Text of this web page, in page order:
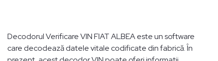
Decodorul Verificare VIN FIAT ALBEA este un software
care decodează datele vitale codificate din fabrică. În